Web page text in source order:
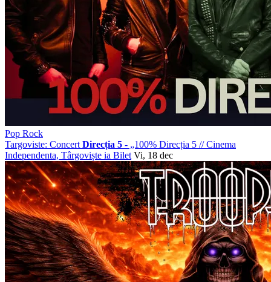
Pop Rock
Targoviste: Concert Direcția 5 - „100% Direcția 5 //Cinema
Independenta, Târgoviște ia Bilet Vi, 18 dec